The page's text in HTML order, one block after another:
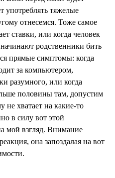
употреблять тяжелые
отнесемся. Тоже самое
ставки, или когда человек
родственники бить
прямые симптомы: когда
за компьютером,
разумного, или когда
половины там, допустим
не хватает на какие-то
в силу вот этой
мой взгляд. Внимание
она запоздалая на вот